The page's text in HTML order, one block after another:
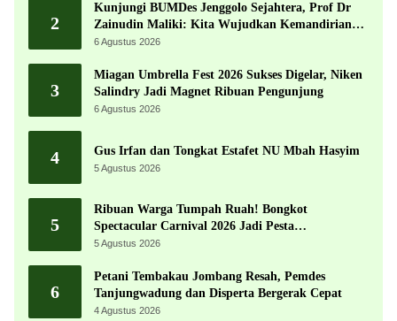
2
Kunjungi BUMDes Jenggolo Sejahtera, Prof Dr
Zainudin Maliki: Kita Wujudkan Kemandirian
Ekonomi dengan Potensi Desa
6 Agustus 2026
3
Miagan Umbrella Fest 2026 Sukses Digelar, Niken
Salindry Jadi Magnet Ribuan Pengunjung
6 Agustus 2026
4 Gus Irfan dan Tongkat Estafet NU Mbah Hasyim
5 Agustus 2026
5
Ribuan Warga Tumpah Ruah! Bongkot
Spectacular Carnival 2026 Jadi Pesta
Kemerdekaan Terbesar di Peterongan
5 Agustus 2026
6
Petani Tembakau Jombang Resah, Pemdes
Tanjungwadung dan Disperta Bergerak Cepat
4 Agustus 2026